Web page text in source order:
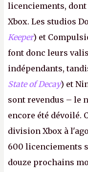
licenciements,
Xbox. Les studios
Keeper) et
font donc leurs
indépendants,
State of Decay) et
sont revendus – le
encore été dévoilé.
division Xbox à
600 licenciements
douze prochains